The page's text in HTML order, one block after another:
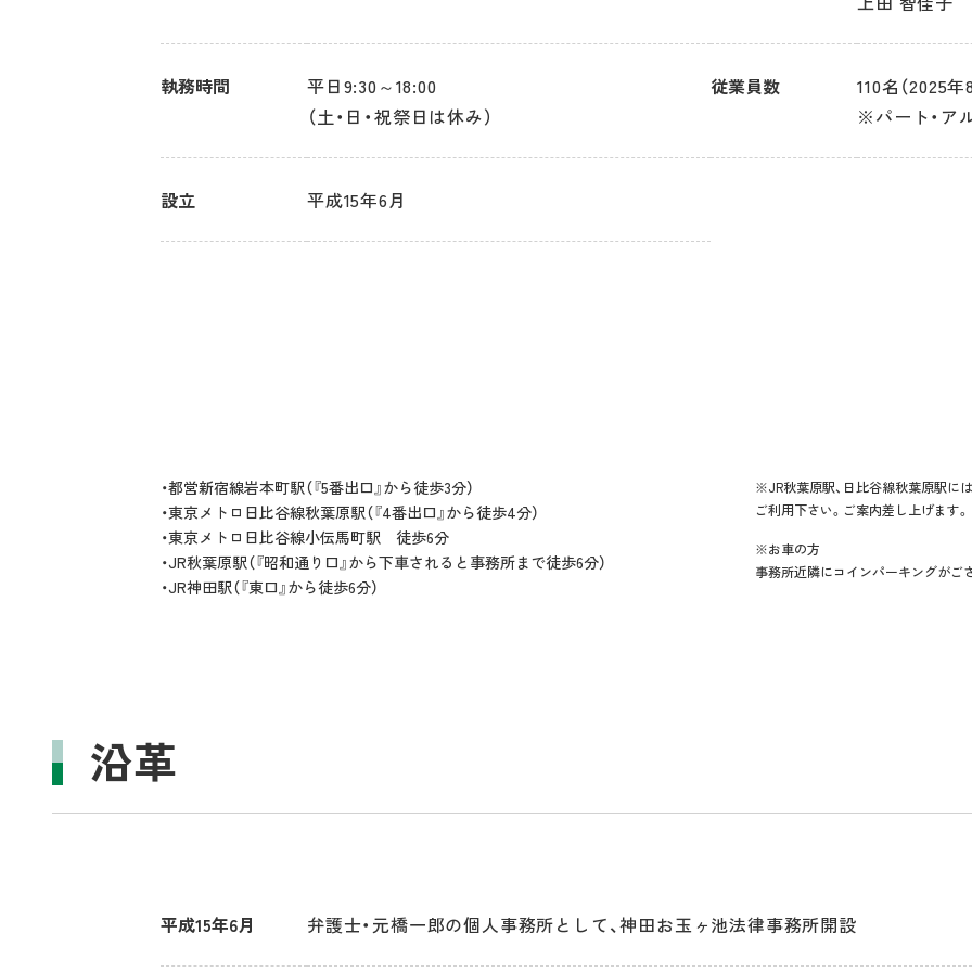
執務時間
平日9:30～18:00
（土・日・祝祭日は休み）
従業員数
110名（2025年
※パート・ア
設立 平成15年6月
・都営新宿線岩本町駅（『5番出口』から徒歩3分）
・東京メトロ日比谷線秋葉原駅（『4番出口』から徒歩4分）
・東京メトロ日比谷線小伝馬町駅 徒歩6分
・JR秋葉原駅（『昭和通り口』から下車されると事務所まで徒歩6分）
・JR神田駅（『東口』から徒歩6分）
※JR秋葉原駅、日比谷線秋葉原駅に
ご利用下さい。ご案内差し上げます。
※お車の方
事務所近隣にコインパーキングがご
沿革
平成15年6月 弁護士・元橋一郎の個人事務所として、神田お玉ヶ池法律事務所開設